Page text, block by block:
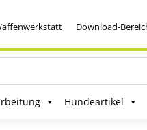
Download-
Hundeartikel